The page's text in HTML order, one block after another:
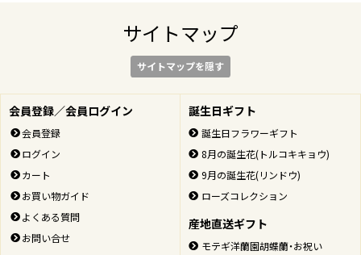
サイトマップ
サイトマップを隠す
会員登録／会員ログイン
会員登録
ログイン
カート
お買い物ガイド
よくある質問
お問い合せ
誕生日ギフト
誕生日フラワーギフト
8月の誕生花(トルコキキョウ)
9月の誕生花(リンドウ)
ローズコレクション
産地直送ギフト
モテギ洋蘭園胡蝶蘭・お祝い